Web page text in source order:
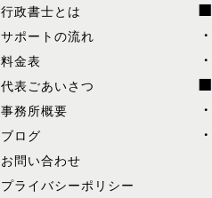
行政書士とは
サポートの流れ
料金表
代表ごあいさつ
事務所概要
ブログ
お問い合わせ
プライバシーポリシー